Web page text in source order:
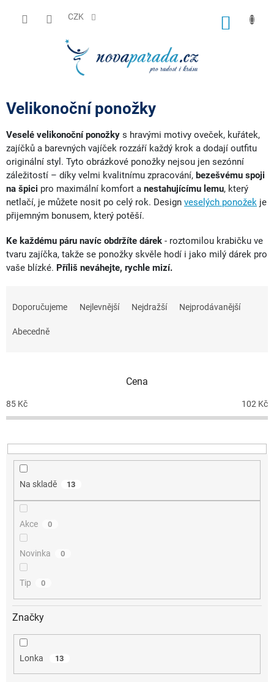
CZK
Velikonoční ponožky
Veselé velikonoční ponožky s hravými motivy oveček, kuřátek,
zajíčků a barevných vajíček rozzáří každý krok a dodají outfitu
originální styl. Tyto obrázkové ponožky nejsou jen sezónní
záležitostí – díky velmi kvalitnímu zpracování, bezešvému spoji
na špici pro maximální komfort a nestahujícímu lemu, který
netlačí, je můžete nosit po celý rok. Design veselých ponožek je
přijemným bonusem, který potěší.
Ke každému páru navíc obdržíte dárek - roztomilou krabičku ve
tvaru zajíčka, takže se ponožky skvěle hodí i jako milý dárek pro
vaše blízké. Příliš neváhejte, rychle mizí.
u
k
ů
Doporučujeme Nejlevnější Nejdražší Nejprodávanější
Abecedně
Cena
85 Kč 102 Kč
Na skladě 13
Akce 0
Novinka 0
Tip 0
Značky
Lonka 13